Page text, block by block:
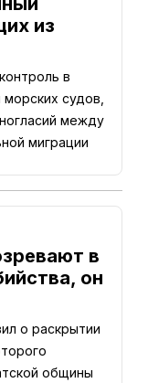
из
в
судов,
между
миграции
в
он
о раскрытии
общины